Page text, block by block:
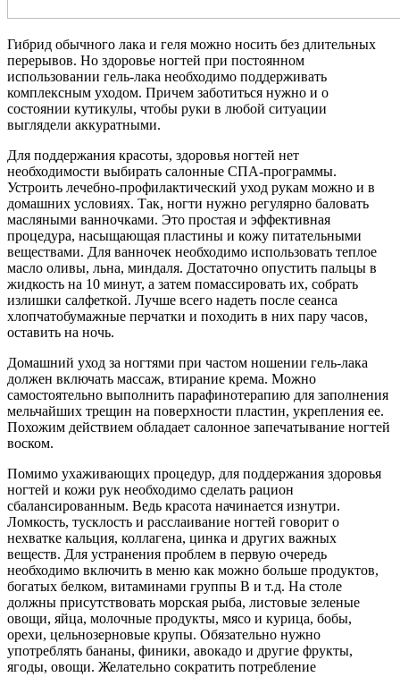
Гибрид обычного лака и геля можно носить без длительных
перерывов. Но здоровье ногтей при постоянном
использовании гель-лака необходимо поддерживать
комплексным уходом. Причем заботиться нужно и о
состоянии кутикулы, чтобы руки в любой ситуации
выглядели аккуратными.
Для поддержания красоты, здоровья ногтей нет
необходимости выбирать салонные СПА-программы.
Устроить лечебно-профилактический уход рукам можно и в
домашних условиях. Так, ногти нужно регулярно баловать
масляными ванночками. Это простая и эффективная
процедура, насыщающая пластины и кожу питательными
веществами. Для ванночек необходимо использовать теплое
масло оливы, льна, миндаля. Достаточно опустить пальцы в
жидкость на 10 минут, а затем помассировать их, собрать
излишки салфеткой. Лучше всего надеть после сеанса
хлопчатобумажные перчатки и походить в них пару часов,
оставить на ночь.
Домашний уход за ногтями при частом ношении гель-лака
должен включать массаж, втирание крема. Можно
самостоятельно выполнить парафинотерапию для заполнения
мельчайших трещин на поверхности пластин, укрепления ее.
Похожим действием обладает салонное запечатывание ногтей
воском.
Помимо ухаживающих процедур, для поддержания здоровья
ногтей и кожи рук необходимо сделать рацион
сбалансированным. Ведь красота начинается изнутри.
Ломкость, тусклость и расслаивание ногтей говорит о
нехватке кальция, коллагена, цинка и других важных
веществ. Для устранения проблем в первую очередь
необходимо включить в меню как можно больше продуктов,
богатых белком, витаминами группы В и т.д. На столе
должны присутствовать морская рыба, листовые зеленые
овощи, яйца, молочные продукты, мясо и курица, бобы,
орехи, цельнозерновые крупы. Обязательно нужно
употреблять бананы, финики, авокадо и другие фрукты,
ягоды, овощи. Желательно сократить потребление